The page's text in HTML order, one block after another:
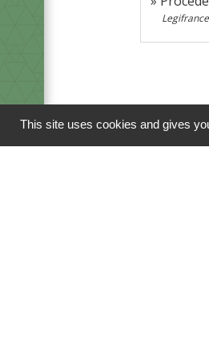
Legifrance
This site uses cookies and gives